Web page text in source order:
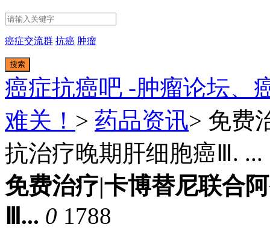
癌症交流群 抗癌 肿瘤
搜索
癌症抗癌吧 -肿瘤论坛、
难关！ > 药品资讯> 免费
抗治疗晚期肝细胞癌Ⅲ. ...
免费治疗|卡博替尼联合
Ⅲ... 0 1788